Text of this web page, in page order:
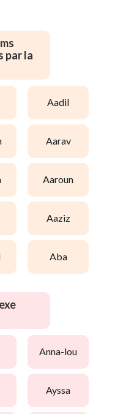
par la
aadil
aarav
aaroun
aaziz
aba
anna-lou
ayssa